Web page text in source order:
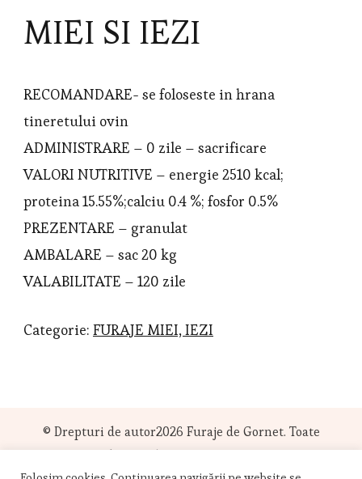
MIEI SI IEZI
RECOMANDARE- se foloseste in hrana
tineretului ovin
ADMINISTRARE – 0 zile – sacrificare
VALORI NUTRITIVE – energie 2510 kcal;
proteina 15.55%;calciu 0.4 %; fosfor 0.5%
PREZENTARE – granulat
AMBALARE – sac 20 kg
VALABILITATE – 120 zile
Categorie: FURAJE MIEI, IEZI
© Drepturi de autor2026 Furaje de Gornet. Toate
drepturile sunt rezervate.